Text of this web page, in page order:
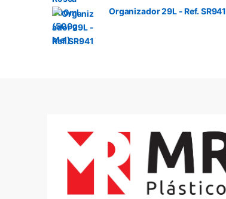
Organizador 29L - Ref. SR941